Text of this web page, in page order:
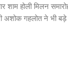
शाम होली मिलन
अशोक गहलोत ने भी बड़े
का वनवास तो रामजी